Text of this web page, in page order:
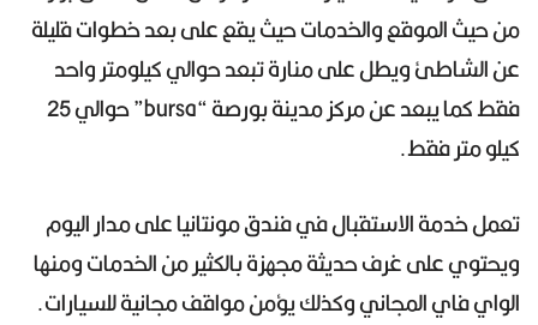
من حيث الموقع والخدمات حيث يقع على بعد خطوات قليلة
عن الشاطئ ويطل على منارة تبعد حوالي كيلومتر واحد
فقط كما يبعد عن مركز مدينة بورصة “bursa” حوالي 25
كيلو متر فقط.
تعمل خدمة الاستقبال في فندق مونتانيا على مدار اليوم
ويحتوي على غرف حديثة مجهزة بالكثير من الخدمات ومنها
الواي فاي المجاني وكذلك يؤمن مواقف مجانية للسيارات.